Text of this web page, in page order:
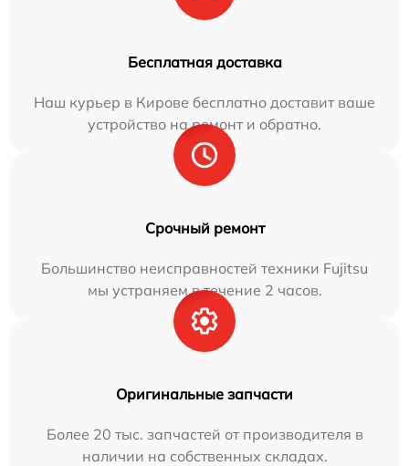
Бесплатная доставка
Наш курьер в Кирове бесплатно доставит ваше
устройство на ремонт и обратно.
Срочный ремонт
Большинство неисправностей техники Fujitsu
мы устраняем в течение 2 часов.
Оригинальные запчасти
Более 20 тыс. запчастей от производителя в
наличии на собственных складах.